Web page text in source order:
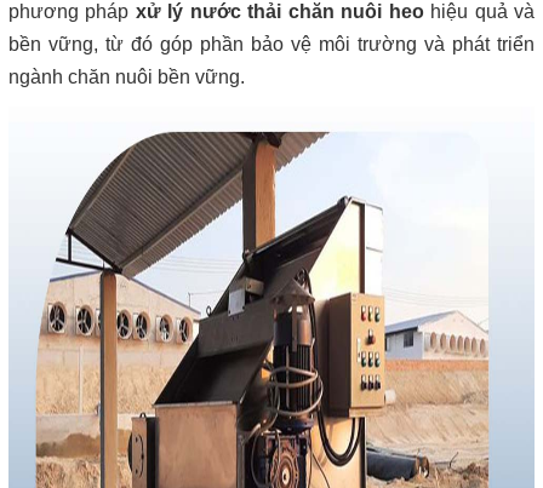
phương pháp xử lý nước thải chăn nuôi heohiệu quả và
bền vững, từ đó góp phần bảo vệ môi trường và phát triển
ngành chăn nuôi bền vững.